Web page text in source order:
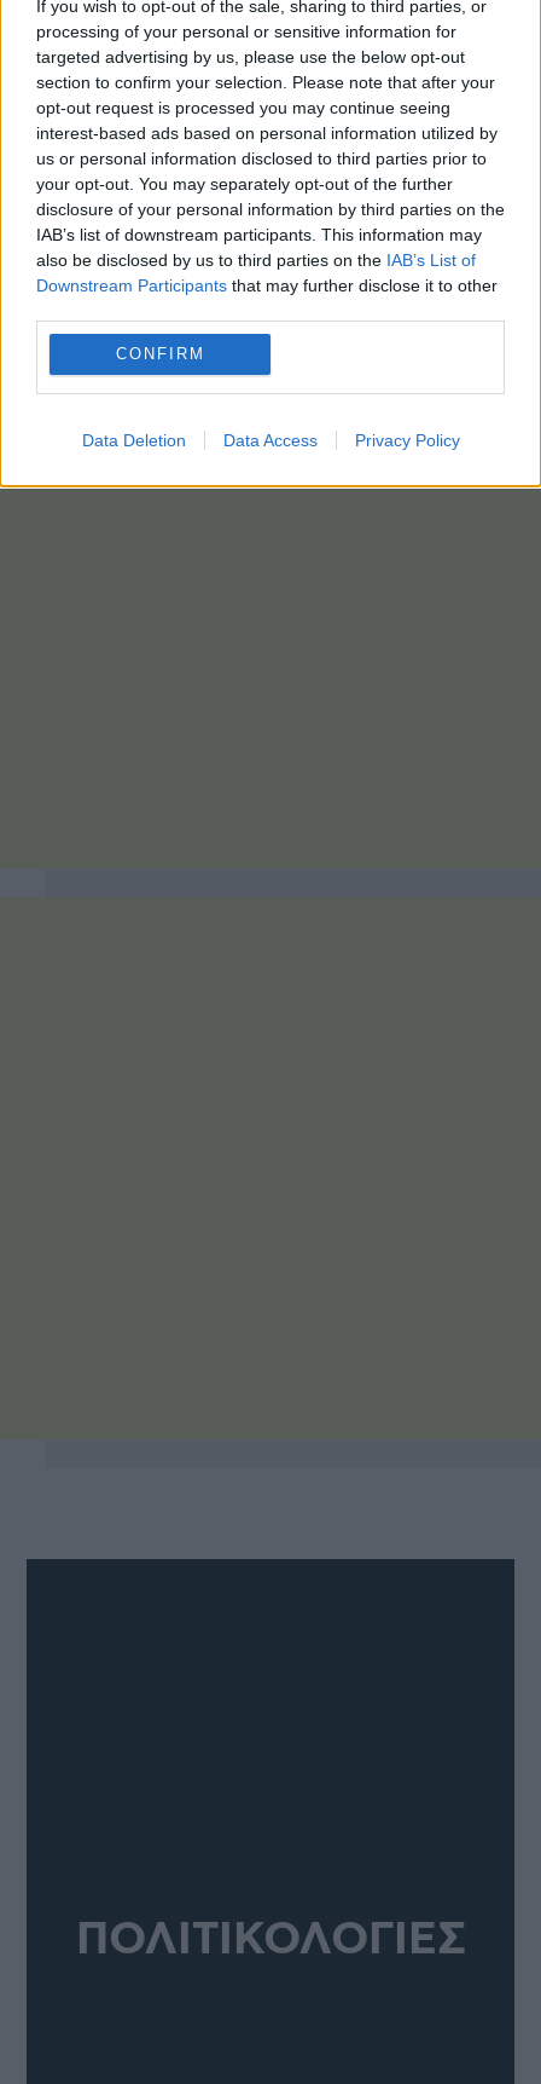
If you wish to opt-out of the sale, sharing to third parties, or
processing of your personal or sensitive information for
targeted advertising by us, please use the below opt-out
section to confirm your selection. Please note that after your
opt-out request is processed you may continue seeing
interest-based ads based on personal information utilized by
us or personal information disclosed to third parties prior to
your opt-out. You may separately opt-out of the further
disclosure of your personal information by third parties on the
IAB’s list of downstream participants. This information may
also be disclosed by us to third parties on the IAB’s List of
Downstream Participants that may further disclose it to other
CONFIRM
Data Deletion Data Access Privacy Policy
ΠΟΛΙΤΙΚΟΛΟΓΙΕΣ